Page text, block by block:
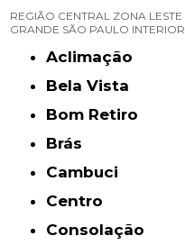
REGIÃO CENTRAL ZONA LESTE
GRANDE SÃO PAULO INTERIOR
Aclimação
Bela Vista
Bom Retiro
Brás
Cambuci
Centro
Consolação